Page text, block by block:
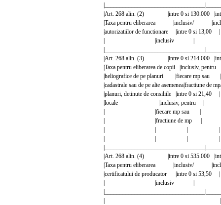
|Art. 268 alin. (2) |intre 0 si 130.000
|Taxa pentru eliberarea |inclusiv/
|autorizatiilor de functionare |intre 0
| |inclusiv |
|Art. 268 alin. (3) |intre 0 si 214.000
|Taxa pentru eliberarea de copii |inclusiv,
|heliografice de pe planuri |fiecare mp sau
|cadastrale sau de pe alte asemenea|fractiune
|planuri, detinute de consiliile |intre 0
|locale |inclusiv,
| |fiecare mp sau
| |fractiune de mp
| | | |
| | | |
|Art. 268 alin. (4) |intre 0 si 535.000
|Taxa pentru eliberarea |inclusiv/
|certificatului de producator |intre 0
| |inclusiv |
| |